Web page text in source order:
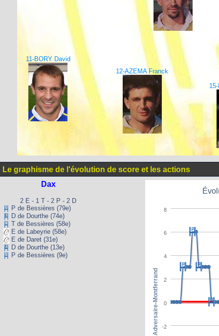
11-BORY David
12-AZEMA Franck
Le graphisme de l'évolution de score et les actions
Dax
2 E - 1 T - 2 P - 2 D
P de Bessières (79e)
D de Dourthe (74e)
T de Bessières (58e)
E de Labeyrie (58e)
E de Daret (31e)
D de Dourthe (13e)
P de Bessières (9e)
-2
0
2
4
6
8
Adversaire-Montferrand